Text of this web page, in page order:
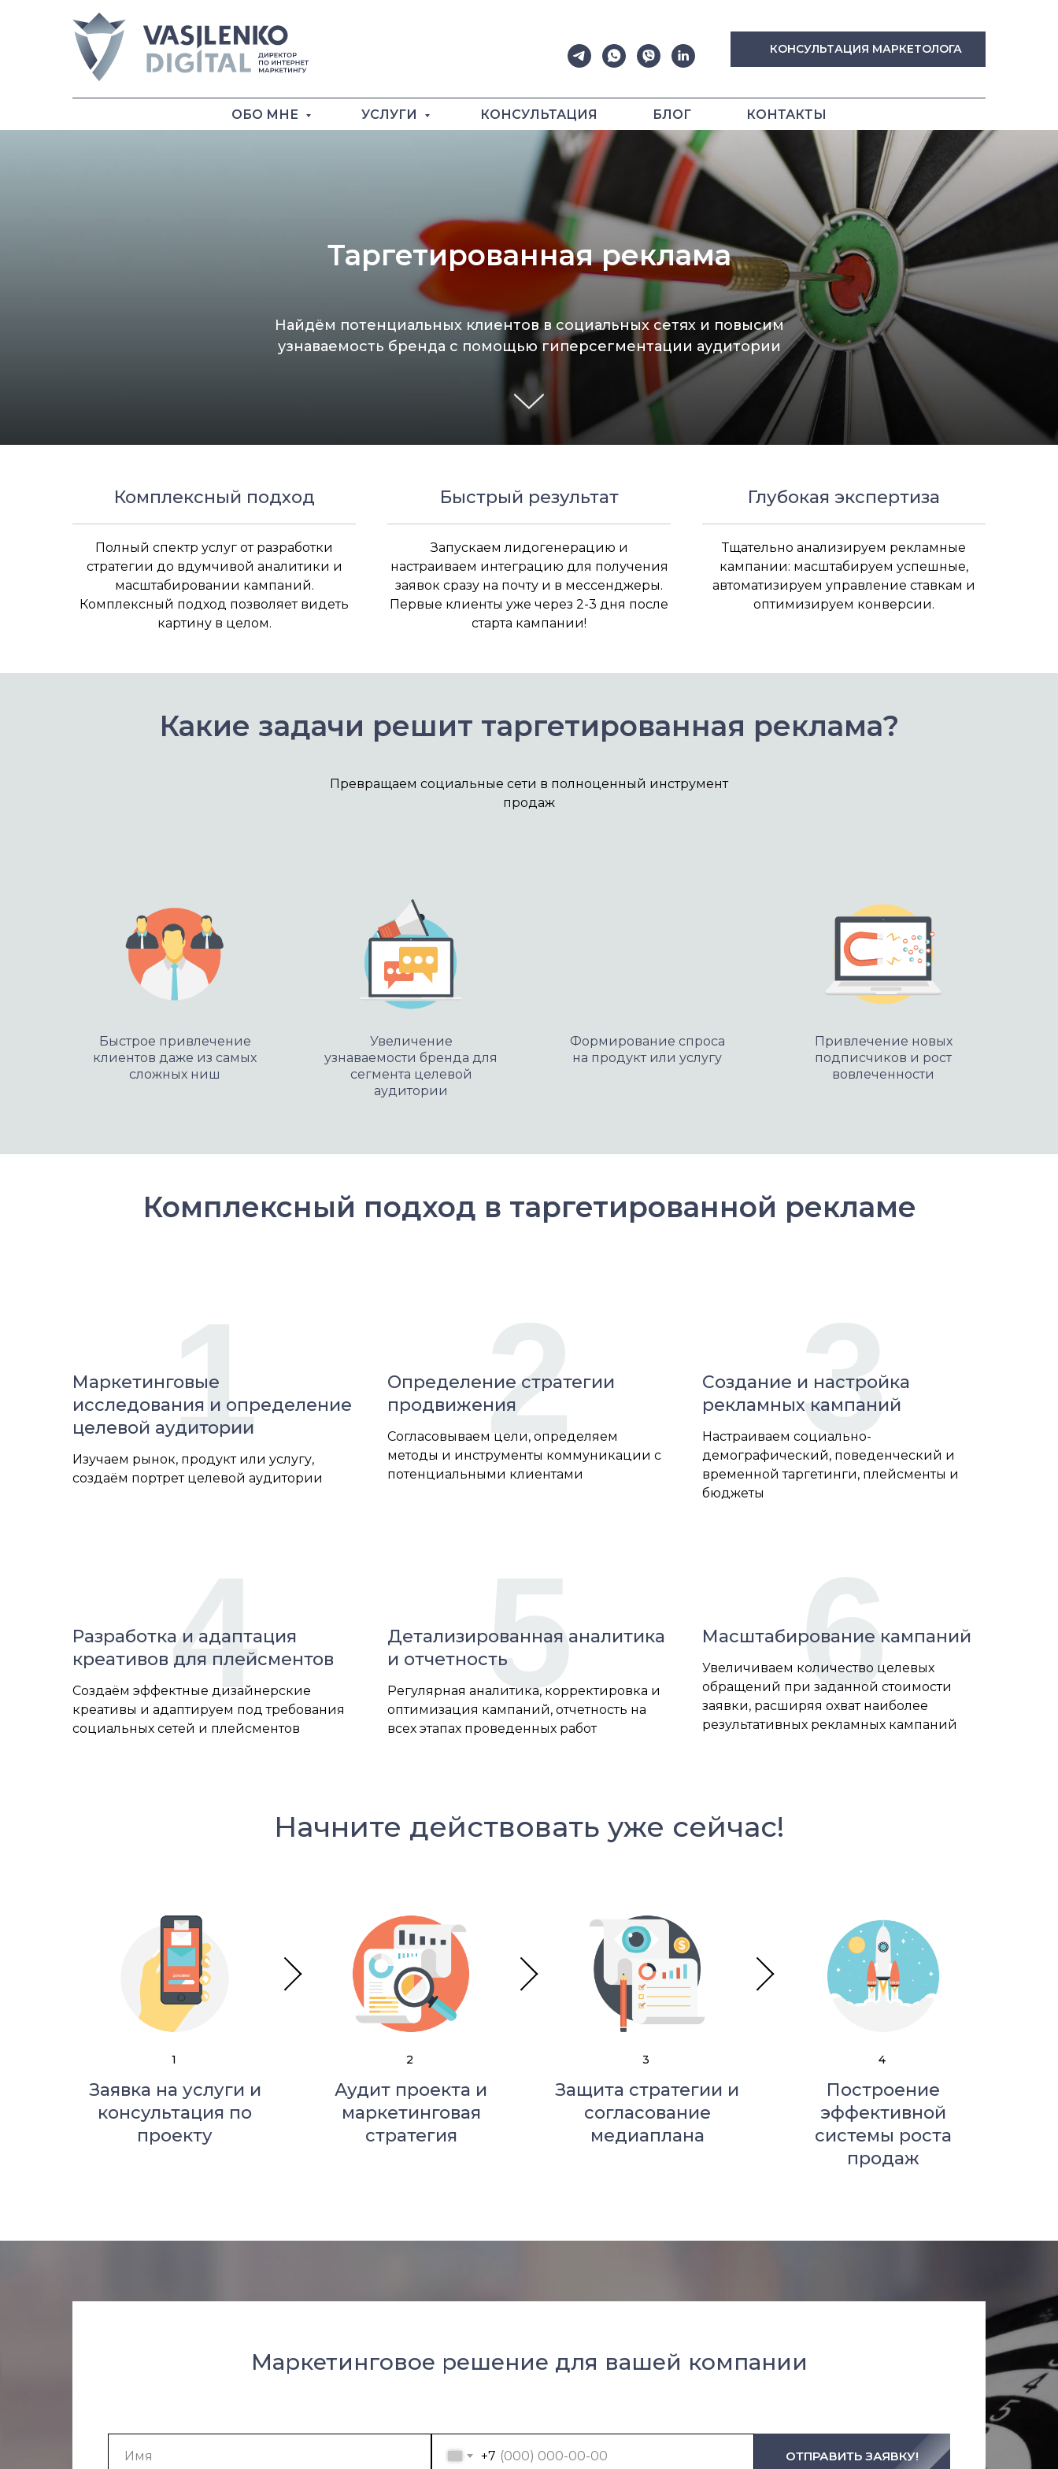
КОНСУЛЬТАЦИЯ МАРКЕТОЛОГА
ОБО МНЕ УСЛУГИ КОНСУЛЬТАЦИЯ БЛОГ КОНТАКТЫ
Таргетированная реклама
Найдём потенциальных клиентов в социальных сетях и повысим
узнаваемость бренда с помощью гиперсегментации аудитории
Комплексный подход
Полный спектр услуг от разработки
стратегии до вдумчивой аналитики и
масштабировании кампаний.
Комплексный подход позволяет видеть
картину в целом.
Быстрый результат
Запускаем лидогенерацию и
настраиваем интеграцию для получения
заявок сразу на почту и в мессенджеры.
Первые клиенты уже через 2-3 дня после
старта кампании!
Глубокая экспертиза
Тщательно анализируем рекламные
кампании: масштабируем успешные,
автоматизируем управление ставкам и
оптимизируем конверсии.
Какие задачи решит таргетированная реклама?
Превращаем социальные сети в полноценный инструмент
продаж
Быстрое привлечение
клиентов даже из самых
сложных ниш
Увеличение
узнаваемости бренда для
сегмента целевой
аудитории
Формирование спроса
на продукт или услугу
Привлечение новых
подписчиков и рост
вовлеченности
Комплексный подход в таргетированной рекламе
Маркетинговые
исследования и определение
целевой аудитории
Изучаем рынок, продукт или услугу,
создаём портрет целевой аудитории
1
Определение стратегии
продвижения
Согласовываем цели, определяем
методы и инструменты коммуникации с
потенциальными клиентами
2
Создание и настройка
рекламных кампаний
Настраиваем социально-
демографический, поведенческий и
временной таргетинги, плейсменты и
бюджеты
3
Разработка и адаптация
креативов для плейсментов
Создаём эффектные дизайнерские
креативы и адаптируем под требования
социальных сетей и плейсментов
4
Детализированная аналитика
и отчетность
Регулярная аналитика, корректировка и
оптимизация кампаний, отчетность на
всех этапах проведенных работ
5 Масштабирование кампаний
Увеличиваем количество целевых
обращений при заданной стоимости
заявки, расширяя охват наиболее
результативных рекламных кампаний
6
Начните действовать уже сейчас!
1
Заявка на услуги и
консультация по
проекту
2
Аудит проекта и
маркетинговая
стратегия
3
Защита стратегии и
согласование
медиаплана
4
Построение
эффективной
системы роста
продаж
Маркетинговое решение для вашей компании
+7 ОТПРАВИТЬ ЗАЯВКУ!